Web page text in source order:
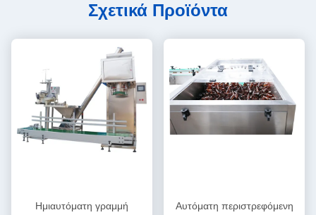
Σχετικά Προϊόντα
Ημιαυτόματη γραμμή
Αυτόματη περιστρεφόμενη